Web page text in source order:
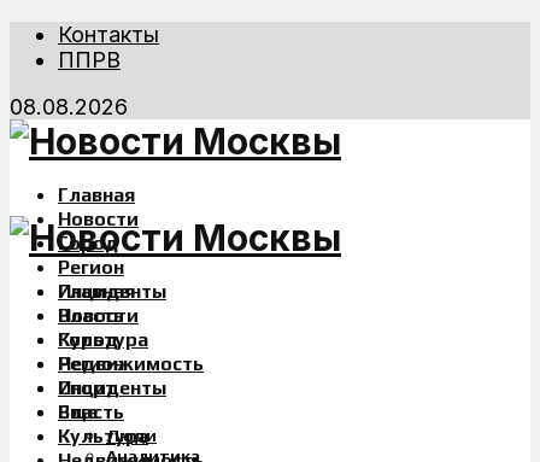
Контакты
ППРВ
08.08.2026
Главная
Новости
Город
Регион
Инциденты
Власть
Культура
Недвижимость
Спорт
Еще
Люди
Аналитика
Главная
Новости
Город
Регион
Инциденты
Власть
Культура